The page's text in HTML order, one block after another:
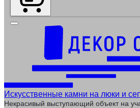
Искусственные камни на люки и
Некрасивый выступающий объект на